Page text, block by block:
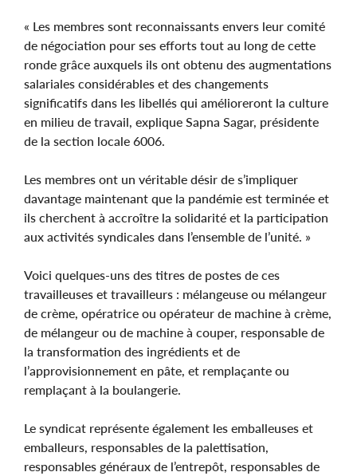
« Les membres sont reconnaissants envers leur comité
de négociation pour ses efforts tout au long de cette
ronde grâce auxquels ils ont obtenu des augmentations
salariales considérables et des changements
significatifs dans les libellés qui amélioreront la culture
en milieu de travail, explique Sapna Sagar, présidente
de la section locale 6006.
Les membres ont un véritable désir de s’impliquer
davantage maintenant que la pandémie est terminée et
ils cherchent à accroître la solidarité et la participation
aux activités syndicales dans l’ensemble de l’unité. »
Voici quelques-uns des titres de postes de ces
travailleuses et travailleurs : mélangeuse ou mélangeur
de crème, opératrice ou opérateur de machine à crème,
de mélangeur ou de machine à couper, responsable de
la transformation des ingrédients et de
l’approvisionnement en pâte, et remplaçante ou
remplaçant à la boulangerie.
Le syndicat représente également les emballeuses et
emballeurs, responsables de la palettisation,
responsables généraux de l’entrepôt, responsables de